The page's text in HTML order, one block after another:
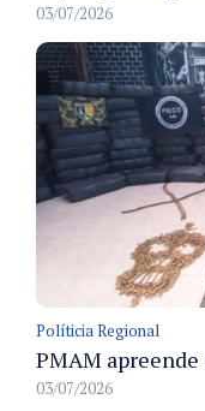
03/07/2026
Políticia Regional
03/07/2026